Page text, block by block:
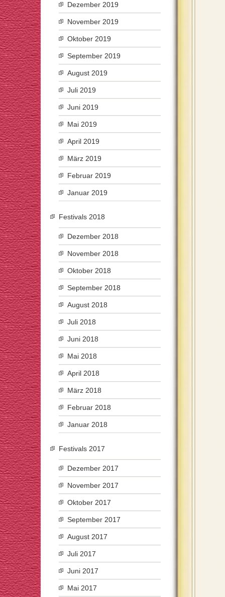
Dezember 2019
November 2019
Oktober 2019
September 2019
August 2019
Juli 2019
Juni 2019
Mai 2019
April 2019
März 2019
Februar 2019
Januar 2019
Festivals 2018
Dezember 2018
November 2018
Oktober 2018
September 2018
August 2018
Juli 2018
Juni 2018
Mai 2018
April 2018
März 2018
Februar 2018
Januar 2018
Festivals 2017
Dezember 2017
November 2017
Oktober 2017
September 2017
August 2017
Juli 2017
Juni 2017
Mai 2017